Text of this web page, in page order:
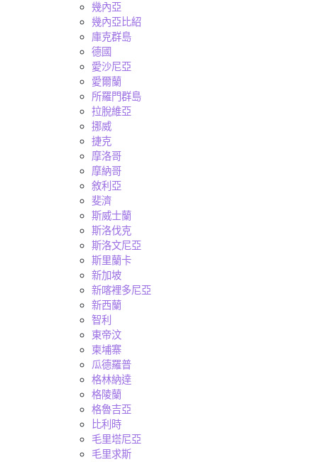
幾內亞
幾內亞比紹
庫克群島
德國
愛沙尼亞
愛爾蘭
所羅門群島
拉脫維亞
挪威
捷克
摩洛哥
摩納哥
敘利亞
斐濟
斯威士蘭
斯洛伐克
斯洛文尼亞
斯里蘭卡
新加坡
新喀裡多尼亞
新西蘭
智利
東帝汶
柬埔寨
瓜德羅普
格林納達
格陵蘭
格魯吉亞
比利時
毛里塔尼亞
毛里求斯